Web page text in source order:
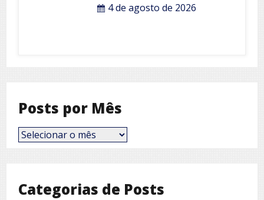
4 de agosto de 2026
Posts por Mês
Posts
por
Categorias de Posts